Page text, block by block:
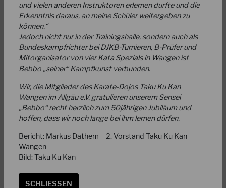
14.09.2025
Sichtung für das Bundesjugendkader 2026
Am 22. November 2025 findet in Bottrop in der Dieter-
Renz-Halle ein Sichtungstraining für Athleten statt, die
Interesse haben sowie Einsatz, Willen…
WEITERLESEN
und vielen anderen Instruktoren erlernen durfte und die
Erkenntnis daraus, an meine Schüler weitergeben zu
können.“
Jedoch nicht nur in der Trainingshalle, sondern auch als
Bundeskampfrichter bei DJKB-Turnieren, B-Prüfer und
Mitorganisator von vier Kata Spezials in Wangen ist
Bebbo „seiner“ Kampfkunst verbunden.
Wir, die Mitglieder des Karate-Dojos Taku Ku Kan
Wangen im Allgäu e.V. gratulieren unserem Sensei
„Bebbo“ recht herzlich zum 50jährigen Jubiläum und
hoffen, dass wir noch lange bei ihm lernen dürfen.
Bericht: Markus Dathem – 2. Vorstand Taku Ku Kan
Wangen
Bild: Taku Ku Kan
SCHLIESSEN